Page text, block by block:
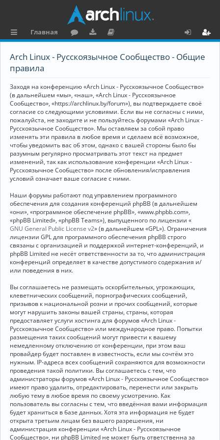
ы
к
и
Главная
ру
ру
и
ку
е
н
та
ц
и
я
о
Arch Linux - Русскоязычное Сообщество - Общие
правила
Заходя на конференцию «Arch Linux - Русскоязычное Сообщество»
(в дальнейшем «мы», «наш», «Arch Linux - Русскоязычное
Сообщество», «https://archlinux.by/forum»), вы подтверждаете своё
согласие со следующими условиями. Если вы не согласны с ними,
пожалуйста, не заходите и не пользуйтесь форумами «Arch Linux -
Русскоязычное Сообщество». Мы оставляем за собой право
изменять эти правила в любое время и сделаем всё возможное,
чтобы уведомить вас об этом, однако с вашей стороны было бы
разумным регулярно просматривать этот текст на предмет
изменений, так как использование конференции «Arch Linux -
Русскоязычное Сообщество» после обновления/исправления
условий означает ваше согласие с ними.
Наши форумы работают под управлением программного
обеспечения для создания конференций phpBB (в дальнейшем
«они», «программное обеспечение phpBB», «www.phpbb.com»,
«phpBB Limited», «phpBB Teams»), выпущенного по лицензии «
GNU General Public License v2» (в дальнейшем «GPL»). Ограничения
лицензии GPL для программного обеспечения phpBB строго
связаны с организацией и поддержкой интернет-конференций, и
phpBB Limited не несёт ответственности за то, что администрация
конференций определяет в качестве допустимого содержания и/
или поведения в них.
Вы соглашаетесь не размещать оскорбительных, угрожающих,
клеветнических сообщений, порнографических сообщений,
призывов к национальной розни и прочих сообщений, которые
могут нарушить законы вашей страны, страны, которая
предоставляет услуги хостинга для форумов «Arch Linux -
Русскоязычное Сообщество» или международное право. Попытки
размещения таких сообщений могут привести к вашему
немедленному отключению от конференции, при этом ваш
провайдер будет поставлен в известность, если мы сочтём это
нужным. IP-адреса всех сообщений сохраняются для возможности
проведения такой политики. Вы соглашаетесь с тем, что
администраторы форумов «Arch Linux - Русскоязычное Сообщество»
имеют право удалить, отредактировать, перенести или закрыть
любую тему в любое время по своему усмотрению. Как
пользователь вы согласны с тем, что введённая вами информация
будет храниться в базе данных. Хотя эта информация не будет
открыта третьим лицам без вашего разрешения, ни
администрация конференции «Arch Linux - Русскоязычное
Сообщество», ни phpBB Limited не может быть ответственна за